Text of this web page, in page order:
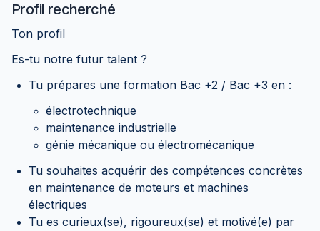
Profil recherché
Ton profil
Es-tu notre futur talent ?
Tu prépares une formation Bac +2 / Bac +3 en :
électrotechnique
maintenance industrielle
génie mécanique ou électromécanique
Tu souhaites acquérir des compétences concrètes
en maintenance de moteurs et machines
électriques
Tu es curieux(se), rigoureux(se) et motivé(e) par